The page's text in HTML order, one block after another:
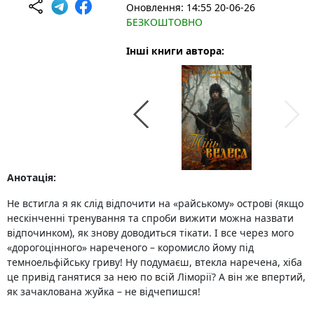
Оновлення: 14:55 20-06-26
БЕЗКОШТОВНО
Інші книги автора:
Анотація:
Не встигла я як слід відпочити на «райському» острові (якщо
нескінченні тренування та спроби вижити можна назвати
відпочинком), як знову доводиться тікати. І все через мого
«дорогоцінного» нареченого – коромисло йому під
темноельфійську гриву! Ну подумаєш, втекла наречена, хіба
це привід ганятися за нею по всій Ліморії? А він же впертий,
як зачаклована жуйка – не відчепишся!